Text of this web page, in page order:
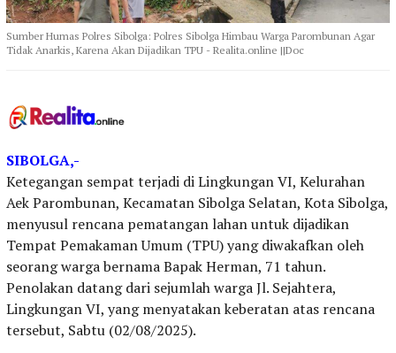
Sumber Humas Polres Sibolga: Polres Sibolga Himbau Warga Parombunan Agar
Tidak Anarkis, Karena Akan Dijadikan TPU - Realita.online ||Doc
SIBOLGA,-
Ketegangan sempat terjadi di Lingkungan VI, Kelurahan
Aek Parombunan, Kecamatan Sibolga Selatan, Kota Sibolga,
menyusul rencana pematangan lahan untuk dijadikan
Tempat Pemakaman Umum (TPU) yang diwakafkan oleh
seorang warga bernama Bapak Herman, 71 tahun.
Penolakan datang dari sejumlah warga Jl. Sejahtera,
Lingkungan VI, yang menyatakan keberatan atas rencana
tersebut, Sabtu (02/08/2025).